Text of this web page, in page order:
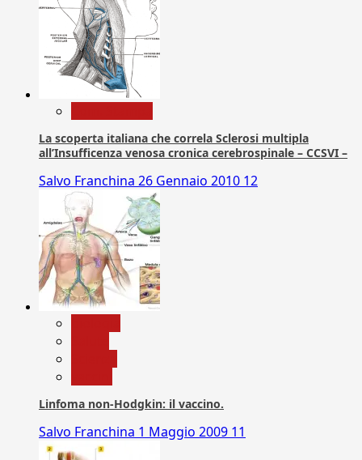
La scoperta italiana che correla Sclerosi multipla
all’Insufficenza venosa cronica cerebrospinale – CCSVI –
Salvo Franchina 26 Gennaio 2010 12
Linfoma non-Hodgkin: il vaccino.
Salvo Franchina 1 Maggio 2009 11